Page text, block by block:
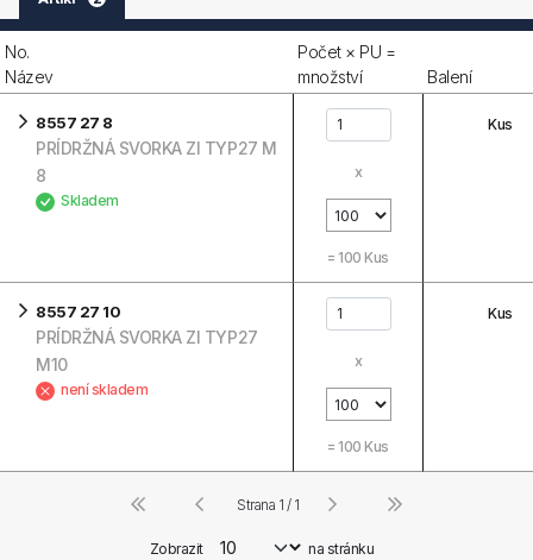
No.
Název
Počet × PU =
množství
Balení
8557 27 8
PRÍDRŽNÁ SVORKA ZI TYP27 M
8
Skladem
x
= 100 Kus
Kus
8557 27 10
PRÍDRŽNÁ SVORKA ZI TYP27
M10
není skladem
x
= 100 Kus
Kus
Zobrazit
na stránku
Strana 1 / 1